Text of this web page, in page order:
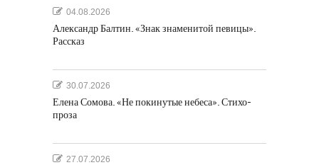
04.08.2026
Александр Балтин. «Знак знаменитой певицы».
Рассказ
30.07.2026
Елена Сомова. «Не покинутые небеса». Стихо-
проза
27.07.2026